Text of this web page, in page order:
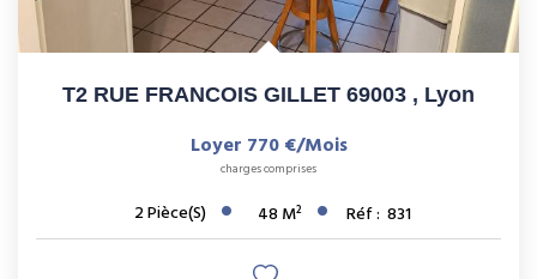
T2 RUE FRANCOIS GILLET 69003 , Lyon
Loyer 770 €/mois
charges comprises
2Pièce(s) 48 M² Réf : 831